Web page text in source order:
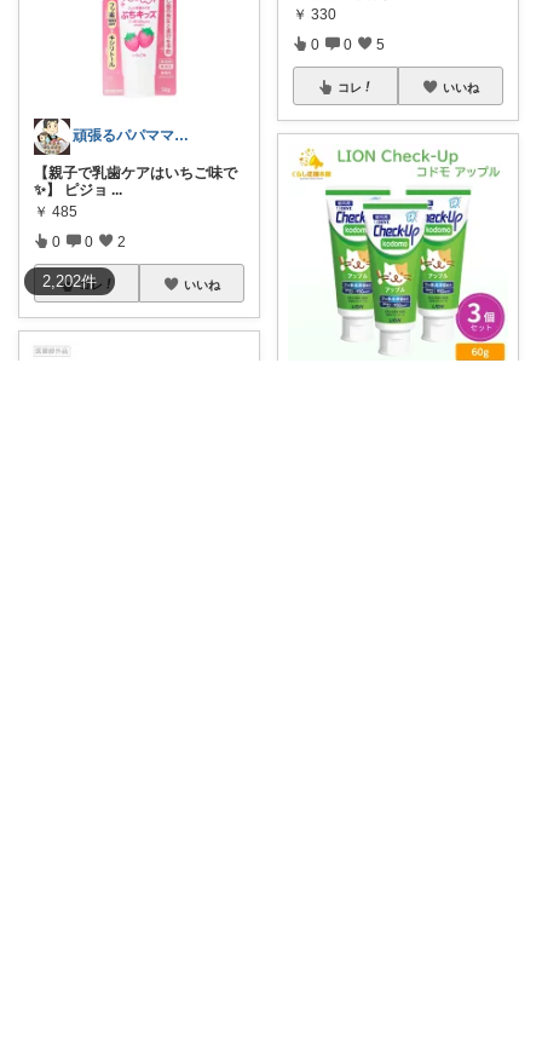
2,202件
頑張るパパママ応援隊@育児・子供用品紹介
【親子で乳歯ケアはいちご味で
✨】 ピジョ ...
￥ 485
0 0 2
コレ いいね
￥ 330
0 0 5
コレ いいね